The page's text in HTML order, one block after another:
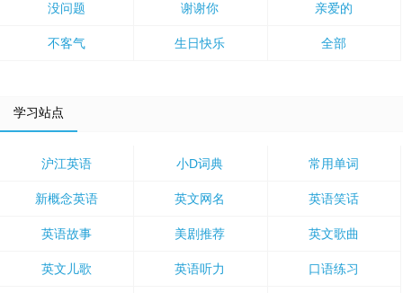
没问题 谢谢你 亲爱的
不客气 生日快乐 全部
学习站点
沪江英语 小D词典 常用单词
新概念英语 英文网名 英语笑话
英语故事 美剧推荐 英文歌曲
英文儿歌 英语听力 口语练习